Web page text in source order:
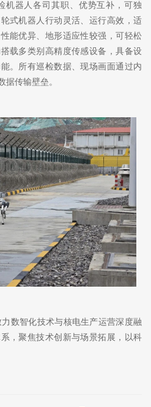
机器人各司其职、优势互补，可独
式机器人行动灵活、运行高效，适
能优异、地形适应性较强，可轻松
载多类别高精度传感设备，具备设
。所有巡检数据、现场画面通过内
据传输壁垒。
数智化技术与核电生产运营深度融
，聚焦技术创新与场景拓展，以科